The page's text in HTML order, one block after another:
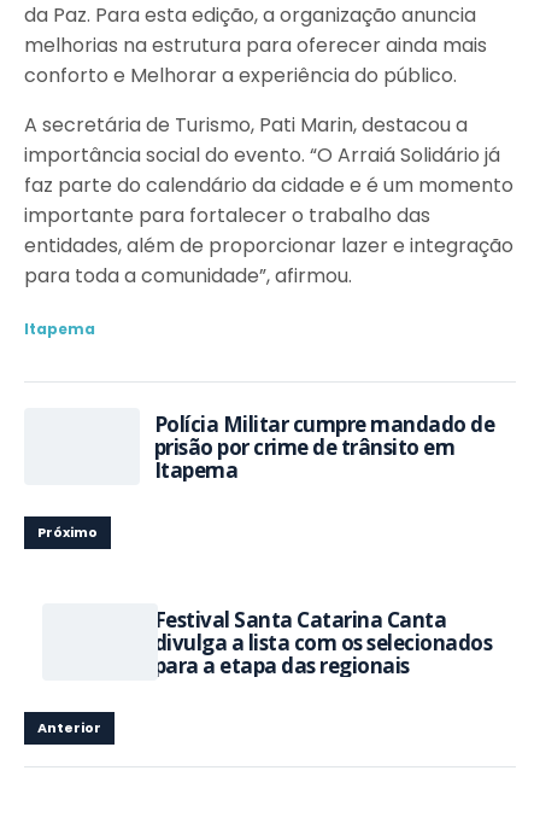
da Paz. Para esta edição, a organização anuncia
melhorias na estrutura para oferecer ainda mais
conforto e Melhorar a experiência do público.
A secretária de Turismo, Pati Marin, destacou a
importância social do evento. “O Arraiá Solidário já
faz parte do calendário da cidade e é um momento
importante para fortalecer o trabalho das
entidades, além de proporcionar lazer e integração
para toda a comunidade”, afirmou.
Itapema
Polícia Militar cumpre mandado de
prisão por crime de trânsito em
Itapema
Próximo
Festival Santa Catarina Canta
divulga a lista com os selecionados
para a etapa das regionais
Anterior